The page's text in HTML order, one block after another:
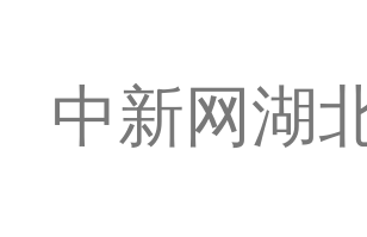
中新网湖